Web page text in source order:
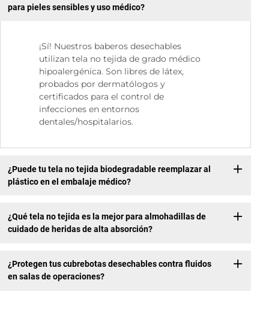
para pieles sensibles y uso médico?
¡Sí! Nuestros baberos desechables
utilizan tela no tejida de grado médico
hipoalergénica. Son libres de látex,
probados por dermatólogos y
certificados para el control de
infecciones en entornos
dentales/hospitalarios.
¿Puede tu tela no tejida biodegradable reemplazar al
plástico en el embalaje médico?
¿Qué tela no tejida es la mejor para almohadillas de
cuidado de heridas de alta absorción?
¿Protegen tus cubrebotas desechables contra fluidos
en salas de operaciones?